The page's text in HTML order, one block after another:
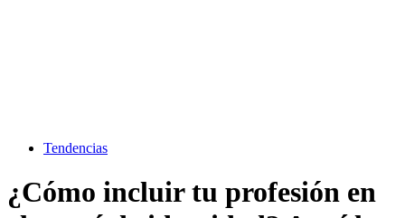
Tendencias
¿Cómo incluir tu profesión en